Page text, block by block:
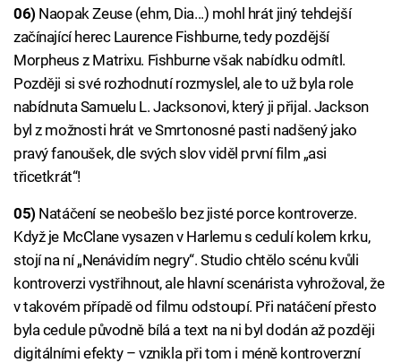
06) Naopak Zeuse (ehm, Dia...) mohl hrát jiný tehdejší
začínající herec Laurence Fishburne, tedy pozdější
Morpheus z Matrixu. Fishburne však nabídku odmítl.
Později si své rozhodnutí rozmyslel, ale to už byla role
nabídnuta Samuelu L. Jacksonovi, který ji přijal. Jackson
byl z možnosti hrát ve Smrtonosné pasti nadšený jako
pravý fanoušek, dle svých slov viděl první film „asi
třicetkrát“!
05) Natáčení se neobešlo bez jisté porce kontroverze.
Když je McClane vysazen v Harlemu s cedulí kolem krku,
stojí na ní „Nenávidím negry“. Studio chtělo scénu kvůli
kontroverzi vystřihnout, ale hlavní scenárista vyhrožoval, že
v takovém případě od filmu odstoupí. Při natáčení přesto
byla cedule původně bílá a text na ni byl dodán až později
digitálními efekty – vznikla při tom i méně kontroverzní